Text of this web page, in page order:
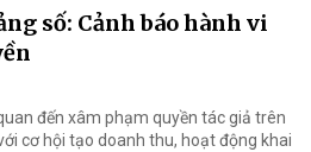
số: Cảnh báo hành vi
đến xâm phạm quyền tác giả trên
cơ hội tạo doanh thu, hoạt động khai